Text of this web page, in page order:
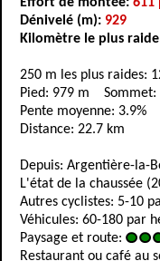
Dénivelé (m): 929
Kilomètre le plus
250 m les plus raides:
Pied: 979 m Sommet:
Pente moyenne: 3.9%
Distance: 22.7 km
Depuis: Argentière-la-
L'état de la chaussée
Autres cyclistes: 5-10
Véhicules: 60-180 par
Paysage et route:
Restaurant ou café au